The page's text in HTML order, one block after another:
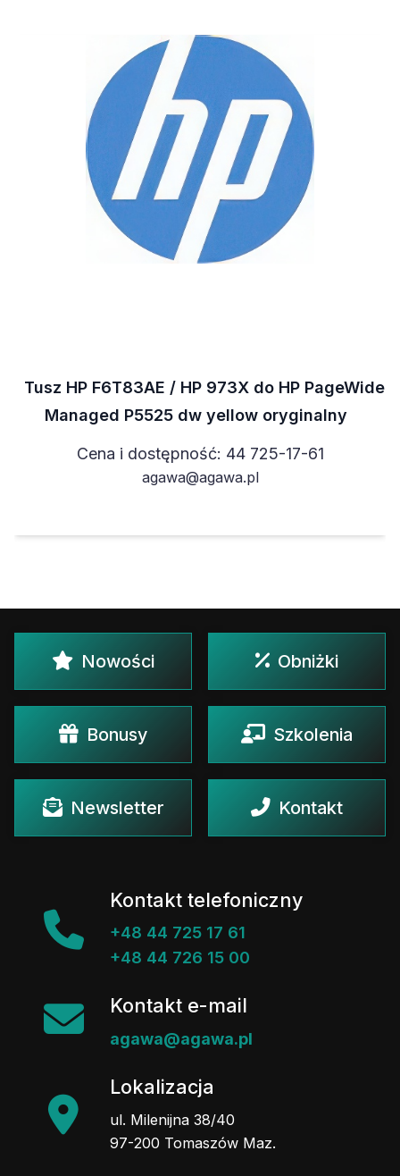
Tusz HP F6T83AE / HP 973X do HP PageWide
Managed P5525 dw yellow oryginalny
Cena i dostępność: 44 725-17-61
agawa@agawa.pl
Nowości Obniżki
Bonusy Szkolenia
Newsletter Kontakt
Kontakt telefoniczny
+48 44 725 17 61
+48 44 726 15 00
Kontakt e-mail
agawa@agawa.pl
Lokalizacja
ul. Milenijna 38/40
97-200 Tomaszów Maz.